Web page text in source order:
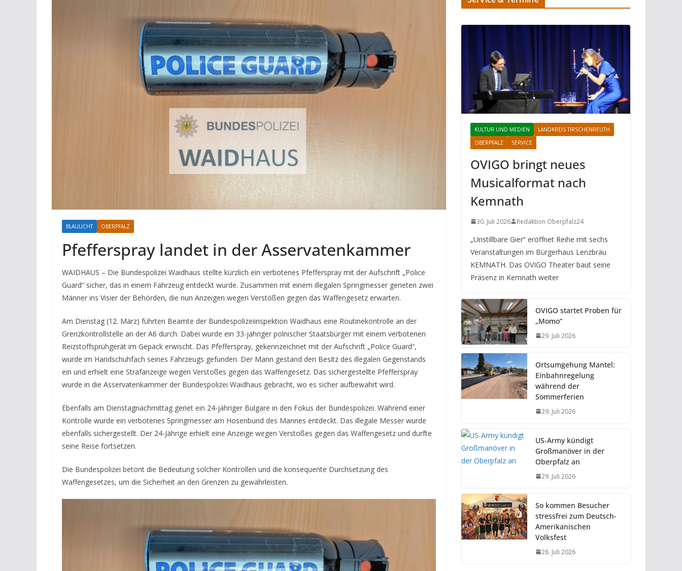
BLAULICHT OBERPFALZ
Pfefferspray landet in der Asservatenkammer
WAIDHAUS – Die Bundespolizei Waidhaus stellte kürzlich ein verbotenes Pfefferspray mit der Aufschrift „Police
Guard“ sicher, das in einem Fahrzeug entdeckt wurde. Zusammen mit einem illegalen Springmesser gerieten zwei
Männer ins Visier der Behörden, die nun Anzeigen wegen Verstößen gegen das Waffengesetz erwarten.
Am Dienstag (12. März) führten Beamte der Bundespolizeiinspektion Waidhaus eine Routinekontrolle an der
Grenzkontrollstelle an der A6 durch. Dabei wurde ein 33-jähriger polnischer Staatsbürger mit einem verbotenen
Reizstoffsprühgerät im Gepäck erwischt. Das Pfefferspray, gekennzeichnet mit der Aufschrift „Police Guard“,
wurde im Handschuhfach seines Fahrzeugs gefunden. Der Mann gestand den Besitz des illegalen Gegenstands
ein und erhielt eine Strafanzeige wegen Verstoßes gegen das Waffengesetz. Das sichergestellte Pfefferspray
wurde in die Asservatenkammer der Bundespolizei Waidhaus gebracht, wo es sicher aufbewahrt wird.
Ebenfalls am Dienstagnachmittag geriet ein 24-jähriger Bulgare in den Fokus der Bundespolizei. Während einer
Kontrolle wurde ein verbotenes Springmesser am Hosenbund des Mannes entdeckt. Das illegale Messer wurde
ebenfalls sichergestellt. Der 24-Jährige erhielt eine Anzeige wegen Verstoßes gegen das Waffengesetz und durfte
seine Reise fortsetzen.
Die Bundespolizei betont die Bedeutung solcher Kontrollen und die konsequente Durchsetzung des
Waffengesetzes, um die Sicherheit an den Grenzen zu gewährleisten.
KULTUR UND MEDIEN
LANDKREIS TIRSCHENREUTH
OBERPFALZ
SERVICE
OVIGO bringt neues
Musicalformat nach
Kemnath
30. Juli 2026 Redaktion Oberpfalz24
„Unstillbare Gier“ eröffnet Reihe mit sechs
Veranstaltungen im Bürgerhaus Lenzbräu
KEMNATH. Das OVIGO Theater baut seine
Präsenz in Kemnath weiter
OVIGO startet Proben für
„Momo“
29. Juli 2026
Ortsumgehung Mantel:
Einbahnregelung
während der
Sommerferien
29. Juli 2026
US-Army kündigt
Großmanöver in der
Oberpfalz an
29. Juli 2026
So kommen Besucher
stressfrei zum Deutsch-
Amerikanischen
Volksfest
28. Juli 2026